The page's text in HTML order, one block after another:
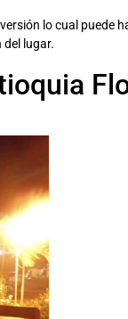
lo cual puede
lugar.